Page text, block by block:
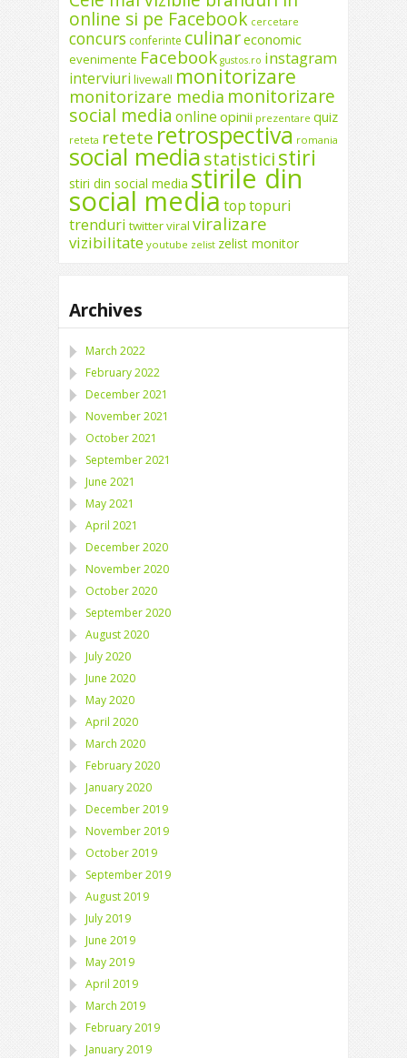
online si pe Facebook cercetare
concurs conferinte culinareconomic
evenimente Facebook gustos.ro instagram
interviuri livewall monitorizare
monitorizare media monitorizare
social media online opinii prezentare quiz
reteta retete retrospectiva romania
social mediastatisticistiri
stiri din social media stirile din
social media toptopuri
trenduri twitterviral viralizare
vizibilitate youtube zelist zelist monitor
Archives
March 2022
February 2022
December 2021
November 2021
October 2021
September 2021
June 2021
May 2021
April 2021
December 2020
November 2020
October 2020
September 2020
August 2020
July 2020
June 2020
May 2020
April 2020
March 2020
February 2020
January 2020
December 2019
November 2019
October 2019
September 2019
August 2019
July 2019
June 2019
May 2019
April 2019
March 2019
February 2019
January 2019